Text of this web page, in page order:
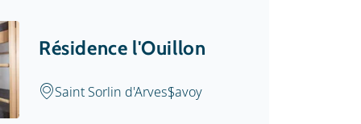
Résidence l'Ouillon
Saint Sorlin d'ArvesSavoy